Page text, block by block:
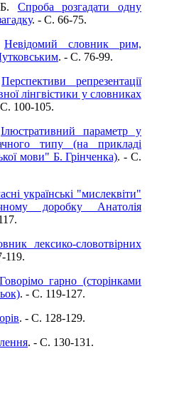
Спроба розгадати одну
. - C. 66-75.
Невідомий словник рим,
. - C. 76-99.
Перспективи репрезентації
лінгвістики у словниках
100-105.
Ілюстративний параметр у
типу (на прикладі
мови" Б. Грінченка). - C.
українські "мислеквіти"
доробку Анатолія
лексико-словотвірних
119.
Говорімо гарно (сторінками
. - C. 119-127.
. - C. 128-129.
. - C. 130-131.